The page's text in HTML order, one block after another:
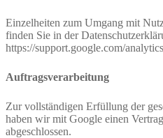
Einzelheiten zum Umgang mit
finden Sie in der
https://support.google.com/
Auftragsverarbeitung
Zur vollständigen Erfüllung der
haben wir mit Google einen
abgeschlossen.